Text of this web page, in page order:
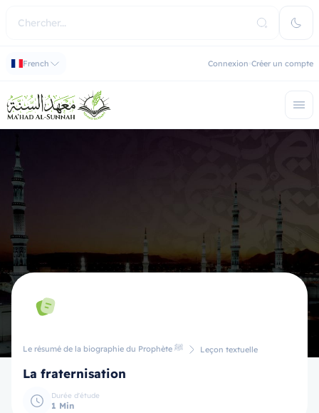
French Connexion Créer un compte
Le résumé de la biographie du Prophète ﷺ Leçon textuelle
La fraternisation
Durée d'étude
1 Min